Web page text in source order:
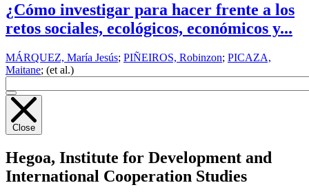
¿Cómo investigar para hacer frente a los
retos sociales, ecológicos, económicos y...
MÁRQUEZ, María Jesús; PIÑEIROS, Robinzon; PICAZA,
Maitane; (et al.)
Close
Hegoa, Institute for Development and
International Cooperation Studies